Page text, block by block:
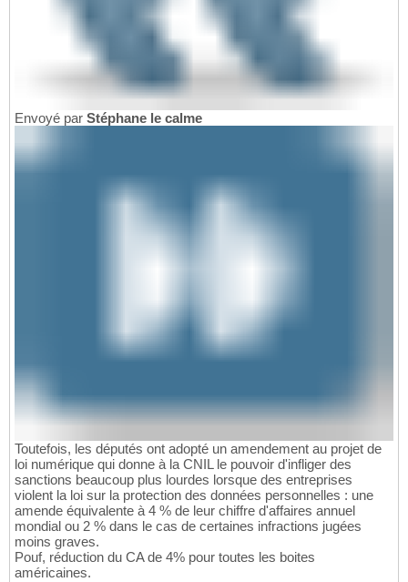
Envoyé par Stéphane le calme
Toutefois, les députés ont adopté un amendement au projet de
loi numérique qui donne à la CNIL le pouvoir d'infliger des
sanctions beaucoup plus lourdes lorsque des entreprises
violent la loi sur la protection des données personnelles : une
amende équivalente à 4 % de leur chiffre d'affaires annuel
mondial ou 2 % dans le cas de certaines infractions jugées
moins graves.
Pouf, réduction du CA de 4% pour toutes les boites
américaines.